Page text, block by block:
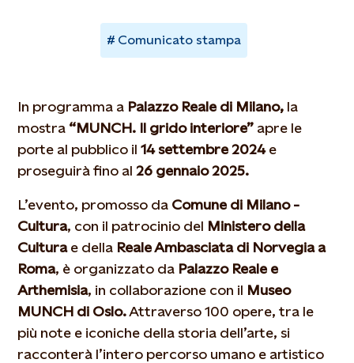
Comunicato stampa
In programma a Palazzo Reale di Milano, la
mostra “MUNCH. Il grido interiore” apre le
porte al pubblico il14 settembre 2024e
proseguirà fino al 26 gennaio 2025.
L’evento, promosso da Comune di Milano -
Cultura, con il patrocinio del Ministero della
Culturae della Reale Ambasciata di Norvegia a
Roma, è organizzato da Palazzo Reale e
Arthemisia, in collaborazione con il Museo
MUNCH di Oslo.Attraverso 100 opere, tra le
più note e iconiche della storia dell’arte, si
racconterà l’intero percorso umano e artistico